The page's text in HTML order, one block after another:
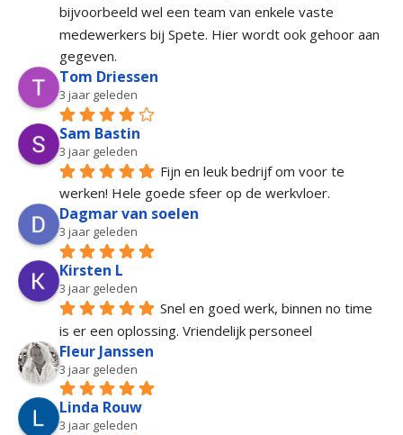
bijvoorbeeld wel een team van enkele vaste
medewerkers bij Spete. Hier wordt ook gehoor aan
gegeven.
Tom Driessen
3 jaar geleden
Sam Bastin
3 jaar geleden
Fijn en leuk bedrijf om voor te
werken! Hele goede sfeer op de werkvloer.
Dagmar van soelen
3 jaar geleden
Kirsten L
3 jaar geleden
Snel en goed werk, binnen no time
is er een oplossing. Vriendelijk personeel
Fleur Janssen
3 jaar geleden
Linda Rouw
3 jaar geleden